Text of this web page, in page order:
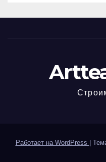
Работает на WordPress